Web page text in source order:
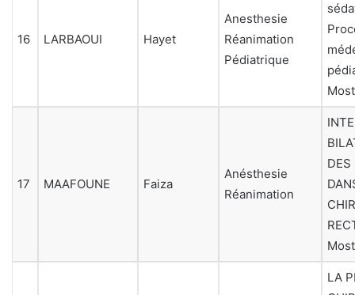
16 LARBAOUI Hayet
Anesthesie
Réanimation
Pédiatrique
17 MAAFOUNE Faiza
Anésthesie
Réanimation
LA